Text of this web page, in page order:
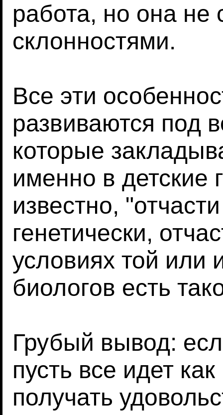
работа, но она не
склонностями.
Все эти
развиваются под
которые
именно в детские
известно,
генетически,
условиях той или
биологов есть
Грубый вывод:
пусть все идет
получать